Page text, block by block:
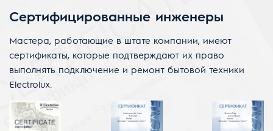
Сертифицированные инженеры
Мастера, работающие в штате компании, имеют
сертификаты, которые подтверждают их право
выполнять подключение и ремонт бытовой техники
Electrolux.